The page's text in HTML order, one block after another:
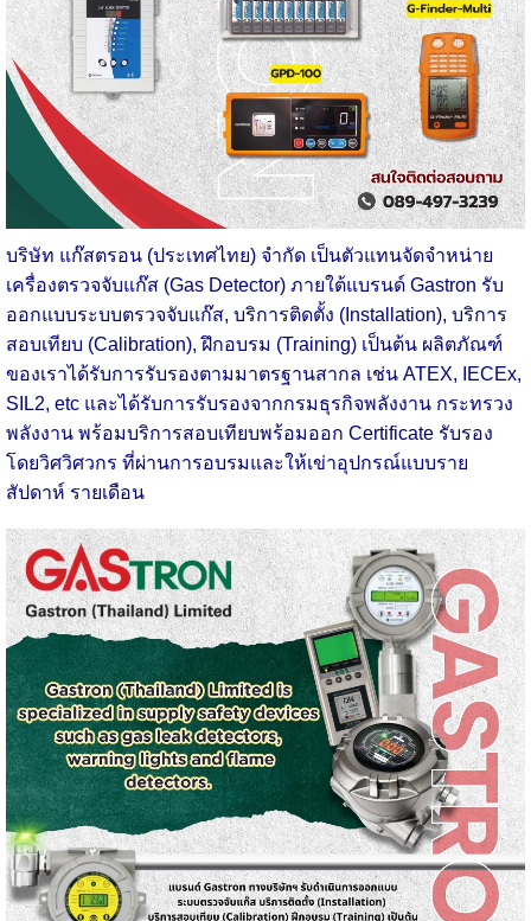
บริษัท แก๊สตรอน (ประเทศไทย) จำกัด เป็นตัวแทนจัดจำหน่าย
เครื่องตรวจจับแก๊ส (Gas Detector) ภายใต้แบรนด์ Gastron รับ
ออกแบบระบบตรวจจับแก๊ส, บริการติดตั้ง (Installation), บริการ
สอบเทียบ (Calibration), ฝึกอบรม (Training) เป็นต้น ผลิตภัณฑ์
ของเราได้รับการรับรองตามมาตรฐานสากล เช่น ATEX, IECEx,
SIL2, etc และได้รับการรับรองจากกรมธุรกิจพลังงาน กระทรวง
พลังงาน พร้อมบริการสอบเทียบพร้อมออก Certificate รับรอง
โดยวิศวิศวกร ที่ผ่านการอบรมและให้เข่าอุปกรณ์แบบราย
สัปดาห์ รายเดือน